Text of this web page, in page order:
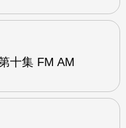
十集 FM AM